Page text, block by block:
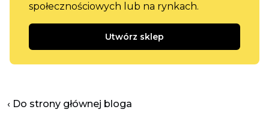
społecznościowych lub na rynkach.
Utwórz sklep
‹ Do strony głównej bloga